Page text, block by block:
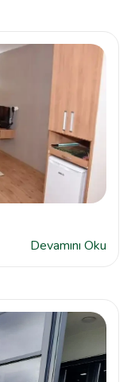
Devamını Oku